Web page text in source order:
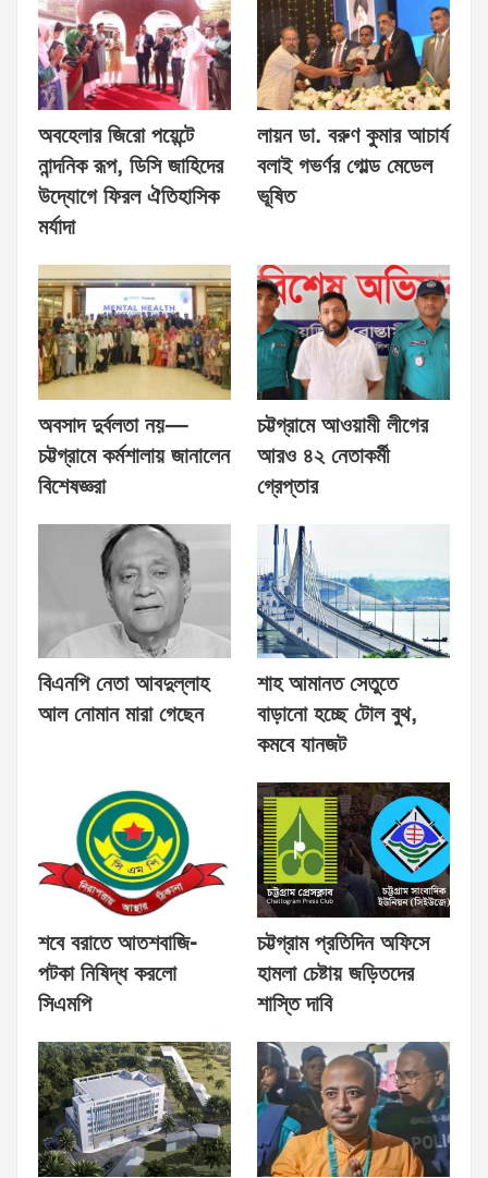
অবহেলার জিরো পয়েন্টে
নান্দনিক রূপ, ডিসি জাহিদের
উদ্যোগে ফিরল ঐতিহাসিক
মর্যাদা
লায়ন ডা. বরুণ কুমার আচার্য
বলাই গভর্ণর গোল্ড মেডেল
ভূষিত
অবসাদ দুর্বলতা নয়—
চট্টগ্রামে কর্মশালায় জানালেন
বিশেষজ্ঞরা
চট্টগ্রামে আওয়ামী লীগের
আরও ৪২ নেতাকর্মী
গ্রেপ্তার
বিএনপি নেতা আবদুল্লাহ
আল নোমান মারা গেছেন
শাহ আমানত সেতুতে
বাড়ানো হচ্ছে টোল বুথ,
কমবে যানজট
শবে বরাতে আতশবাজি-
পটকা নিষিদ্ধ করলো
সিএমপি
চট্টগ্রাম প্রতিদিন অফিসে
হামলা চেষ্টায় জড়িতদের
শাস্তি দাবি